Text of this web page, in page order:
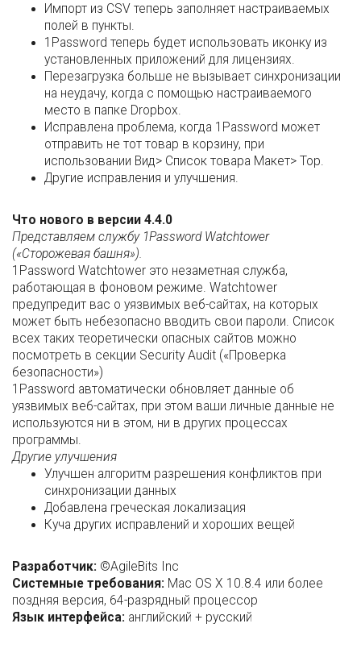
Импорт из CSV теперь заполняет настраиваемых
полей в пункты.
1Password теперь будет использовать иконку из
установленных приложений для лицензиях.
Перезагрузка больше не вызывает синхронизации
на неудачу, когда с помощью настраиваемого
место в папке Dropbox.
Исправлена проблема, когда 1Password может
отправить не тот товар в корзину, при
использовании Вид> Список товара Макет> Top.
Другие исправления и улучшения.
Что нового в версии 4.4.0
Представляем службу 1Password Watchtower
(«Сторожевая башня»).
1Password Watchtower это незаметная служба,
работающая в фоновом режиме. Watchtower
предупредит вас о уязвимых веб-сайтах, на которых
может быть небезопасно вводить свои пароли. Список
всех таких теоретически опасных сайтов можно
посмотреть в секции Security Audit («Проверка
безопасности»)
1Password автоматически обновляет данные об
уязвимых веб-сайтах, при этом ваши личные данные не
используются ни в этом, ни в других процессах
программы.
Другие улучшения
Улучшен алгоритм разрешения конфликтов при
синхронизации данных
Добавлена греческая локализация
Куча других исправлений и хороших вещей
Разработчик: ©AgileBits Inc
Системные требования: Mac OS X 10.8.4 или более
поздняя версия, 64-разрядный процессор
Язык интерфейса: английский + русский